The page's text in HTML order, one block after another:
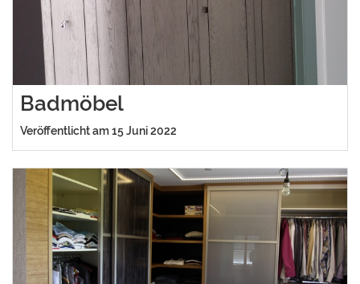
Badmöbel
Veröffentlicht am 15 Juni 2022